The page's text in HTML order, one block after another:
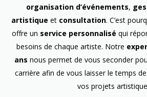
organisation d’événements,
artistique etconsultation. C’est
offre un service personnalisé qui
besoins de chaque artiste. Notre
ans nous permet de vous seconder
carrière afin de vous laisser le temps
vos projets